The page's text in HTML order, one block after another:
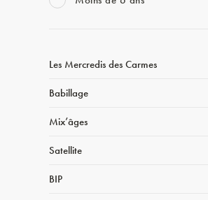
Les Mercredis des Carmes
Babillage
Mix’âges
Satellite
BIP